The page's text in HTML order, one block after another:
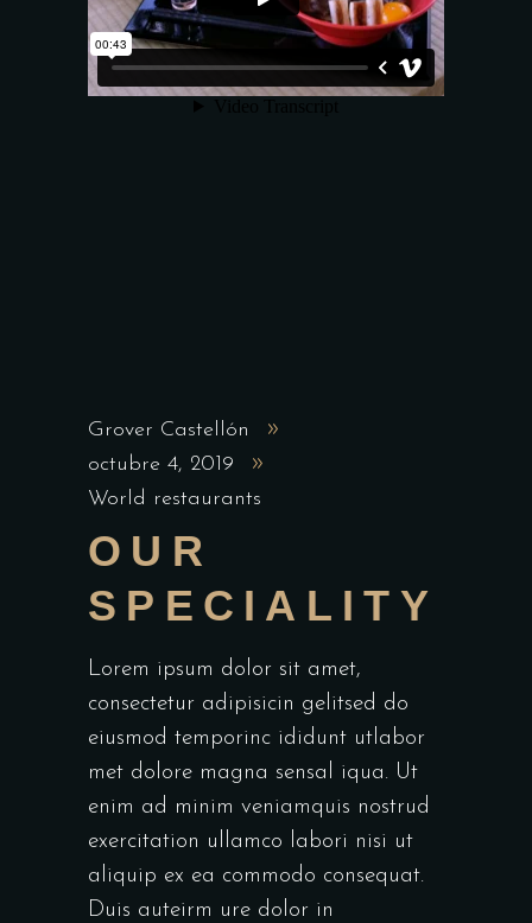
Grover Castellón
octubre 4, 2019
World restaurants
OUR
SPECIALITY
Lorem ipsum dolor sit amet,
consectetur adipisicin gelitsed do
eiusmod temporinc ididunt utlabor
met dolore magna sensal iqua. Ut
enim ad minim veniamquis nostrud
exercitation ullamco labori nisi ut
aliquip ex ea commodo consequat.
Duis auteirm ure dolor in